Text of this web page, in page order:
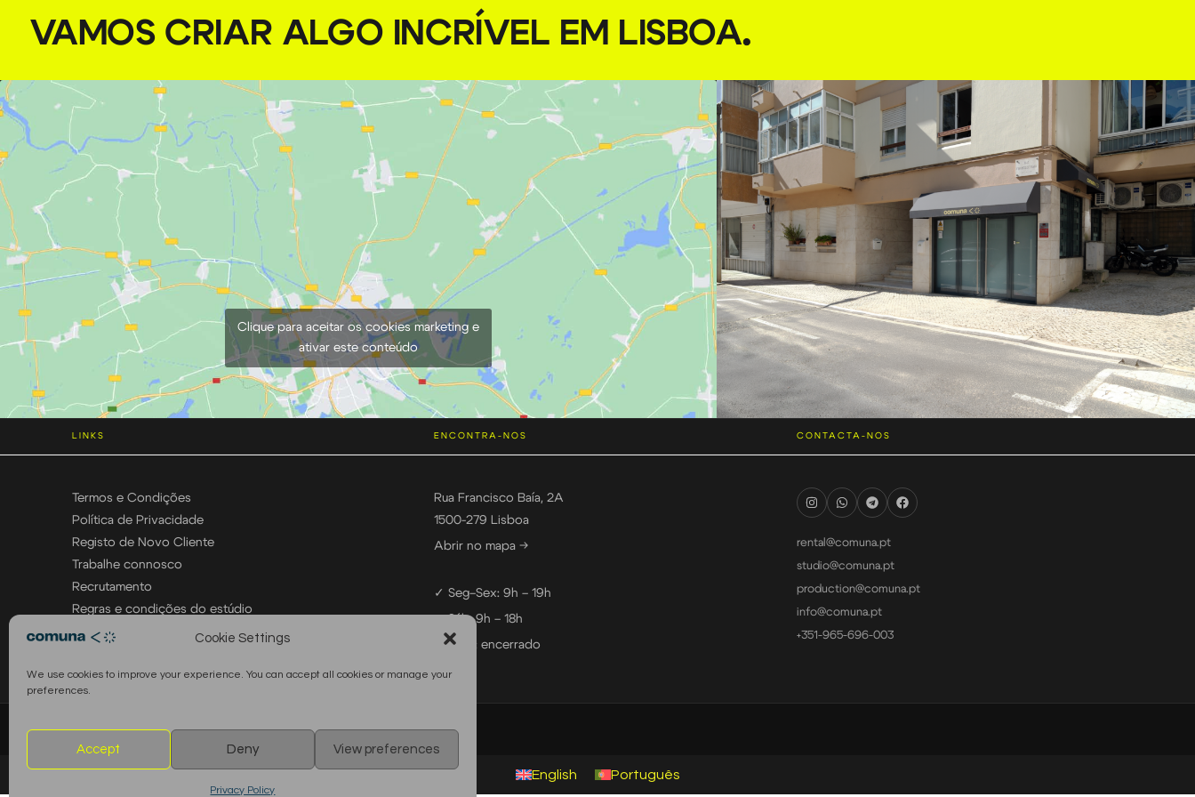
Cookie Settings
We use cookies to improve your experience. You can accept all cookies or manage your
preferences.
Accept Deny View preferences
Privacy Policy
VAMOS CRIAR ALGO INCRÍVEL EM LISBOA.
Clique para aceitar os cookies marketing e
ativar este conteúdo
LINKS ENCONTRA-NOS CONTACTA-NOS
Termos e Condições
Política de Privacidade
Registo de Novo Cliente
Trabalhe connosco
Recrutamento
Regras e condições do estúdio
Rua Francisco Baía, 2A
1500-279 Lisboa
Abrir no mapa →
✓ Seg–Sex: 9h – 19h
✓ Sáb: 9h – 18h
— Dom: encerrado
rental@comuna.pt
studio@comuna.pt
production@comuna.pt
info@comuna.pt
+351-965-696-003
© 2026 Comuna Rental House · Todos os direitos reservados
English Português